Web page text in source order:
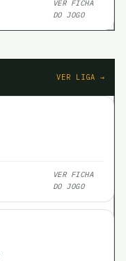
VER FICHA
DO JOGO
VER LIGA →
VER FICHA
DO JOGO